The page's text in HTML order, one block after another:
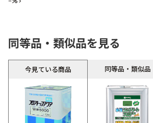
同等品・類似品を見る
今見ている商品 同等品・類似品